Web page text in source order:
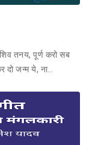
तनय, पूर्ण करो सब
दो जन्म ये, ना…